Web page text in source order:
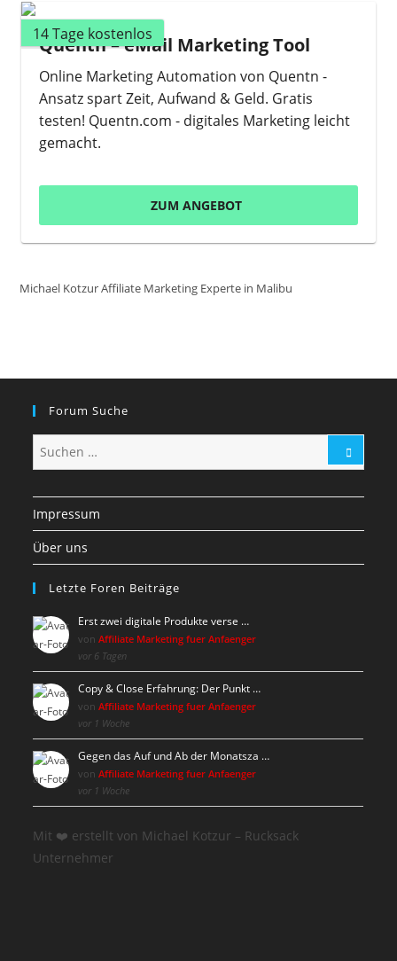
14 Tage kostenlos
Quentn – eMail Marketing Tool
Online Marketing Automation von Quentn -
Ansatz spart Zeit, Aufwand & Geld. Gratis
testen! Quentn.com - digitales Marketing leicht
gemacht.
ZUM ANGEBOT
Michael Kotzur Affiliate Marketing Experte in Malibu
Forum Suche
Impressum
Über uns
Letzte Foren Beiträge
Erst zwei digitale Produkte verse …
vonAffiliate Marketing fuer Anfaenger
vor 6 Tagen
Copy & Close Erfahrung: Der Punkt …
vonAffiliate Marketing fuer Anfaenger
vor 1 Woche
Gegen das Auf und Ab der Monatsza …
vonAffiliate Marketing fuer Anfaenger
vor 1 Woche
Mit ❤️ erstellt von Michael Kotzur – Rucksack
Unternehmer